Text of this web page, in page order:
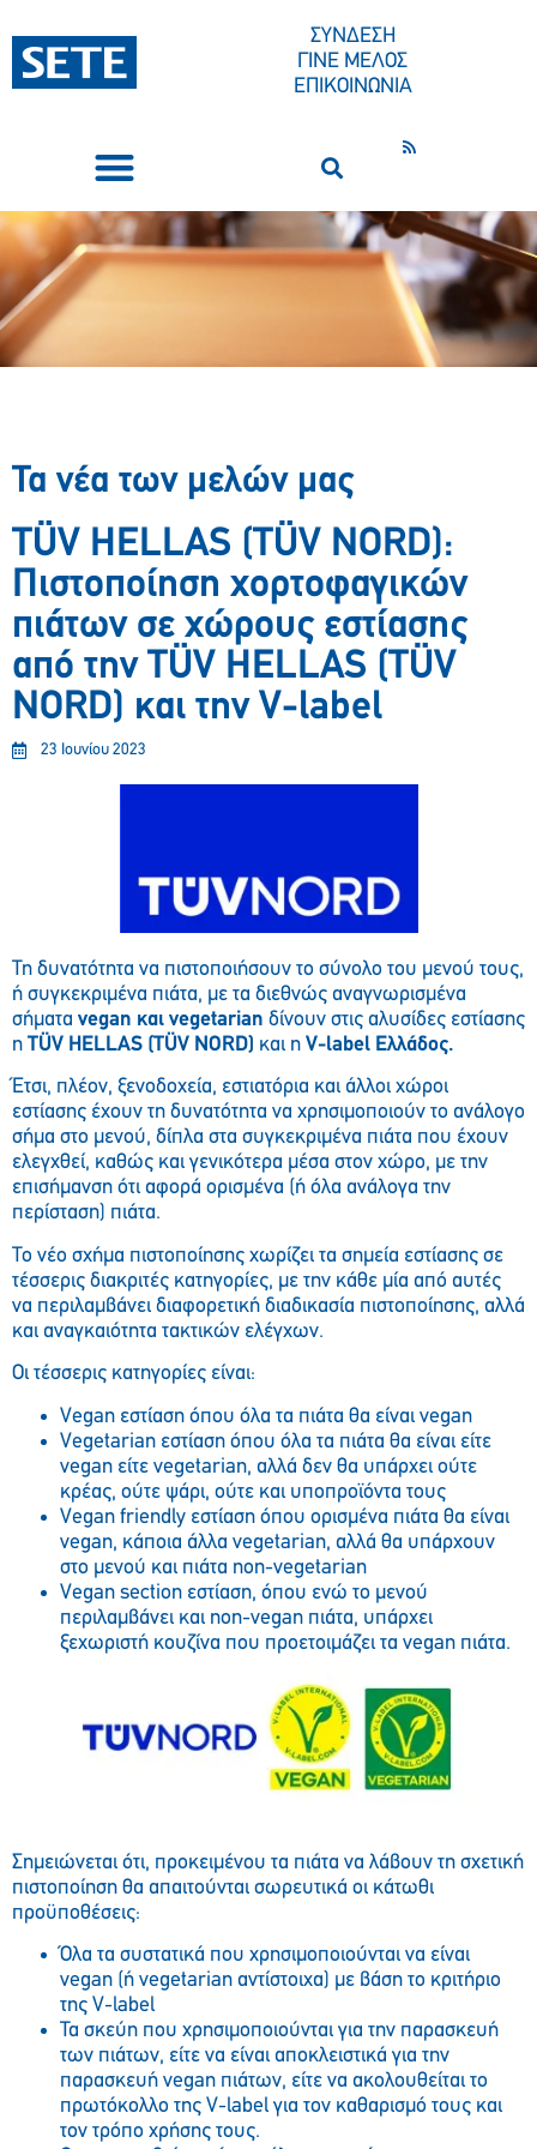
ΣΥΝΔΕΣΗ
ΓΙΝΕ ΜΕΛΟΣ
ΕΠΙΚΟΙΝΩΝΙΑ
Τα νέα των μελών μας
TÜV HELLAS (TÜV NORD):
Πιστοποίηση χορτοφαγικών
πιάτων σε χώρους εστίασης
από την TÜV HELLAS (TÜV
NORD) και την V-label
23 Ιουνίου 2023
Τη δυνατότητα να πιστοποιήσουν το σύνολο του μενού τους,
ή συγκεκριμένα πιάτα, με τα διεθνώς αναγνωρισμένα
σήματα vegan και vegetarian δίνουν στις αλυσίδες εστίασης
η TÜV HELLAS (TÜV NORD) και η V-label Ελλάδος.
Έτσι, πλέον, ξενοδοχεία, εστιατόρια και άλλοι χώροι
εστίασης έχουν τη δυνατότητα να χρησιμοποιούν το ανάλογο
σήμα στο μενού, δίπλα στα συγκεκριμένα πιάτα που έχουν
ελεγχθεί, καθώς και γενικότερα μέσα στον χώρο, με την
επισήμανση ότι αφορά ορισμένα (ή όλα ανάλογα την
περίσταση) πιάτα.
Το νέο σχήμα πιστοποίησης χωρίζει τα σημεία εστίασης σε
τέσσερις διακριτές κατηγορίες, με την κάθε μία από αυτές
να περιλαμβάνει διαφορετική διαδικασία πιστοποίησης, αλλά
και αναγκαιότητα τακτικών ελέγχων.
Οι τέσσερις κατηγορίες είναι:
Vegan εστίαση όπου όλα τα πιάτα θα είναι vegan
Vegetarian εστίαση όπου όλα τα πιάτα θα είναι είτε
vegan είτε vegetarian, αλλά δεν θα υπάρχει ούτε
κρέας, ούτε ψάρι, ούτε και υποπροϊόντα τους
Vegan friendly εστίαση όπου ορισμένα πιάτα θα είναι
vegan, κάποια άλλα vegetarian, αλλά θα υπάρχουν
στο μενού και πιάτα non-vegetarian
Vegan section εστίαση, όπου ενώ το μενού
περιλαμβάνει και non-vegan πιάτα, υπάρχει
ξεχωριστή κουζίνα που προετοιμάζει τα vegan πιάτα.
Σημειώνεται ότι, προκειμένου τα πιάτα να λάβουν τη σχετική
πιστοποίηση θα απαιτούνται σωρευτικά οι κάτωθι
προϋποθέσεις:
Όλα τα συστατικά που χρησιμοποιούνται να είναι
vegan (ή vegetarian αντίστοιχα) με βάση το κριτήριο
της V-label
Τα σκεύη που χρησιμοποιούνται για την παρασκευή
των πιάτων, είτε να είναι αποκλειστικά για την
παρασκευή vegan πιάτων, είτε να ακολουθείται το
πρωτόκολλο της V-label για τον καθαρισμό τους και
τον τρόπο χρήσης τους.